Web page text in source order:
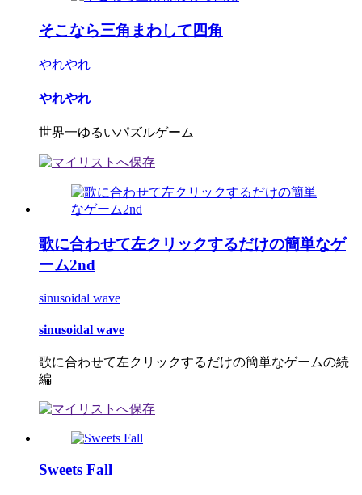
そこなら三角まわして四角
やれやれ
やれやれ
世界一ゆるいパズルゲーム
歌に合わせて左クリックするだけの簡単なゲ
ーム2nd
sinusoidal wave
sinusoidal wave
歌に合わせて左クリックするだけの簡単なゲームの続
編
Sweets Fall